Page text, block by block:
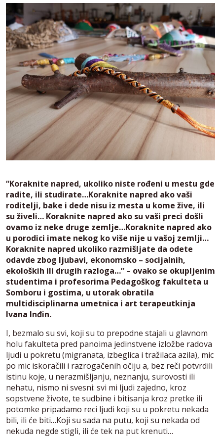
“Koraknite napred, ukoliko niste rođeni u mestu gde
radite, ili studirate…Koraknite napred ako vaši
roditelji, bake i dede nisu iz mesta u kome žive, ili
su živeli… Koraknite napred ako su vaši preci došli
ovamo iz neke druge zemlje…Koraknite napred ako
u porodici imate nekog ko više nije u vašoj zemlji…
Koraknite napred ukoliko razmišljate da odete
odavde zbog ljubavi, ekonomsko – socijalnih,
ekoloških ili drugih razloga…” – ovako se okupljenim
studentima i profesorima Pedagoškog fakulteta u
Somboru i gostima, u utorak obratila
multidisciplinarna umetnica i art terapeutkinja
Ivana Inđin.
I, bezmalo su svi, koji su to prepodne stajali u glavnom
holu fakulteta pred panoima jedinstvene izložbe radova
ljudi u pokretu (migranata, izbeglica i tražilaca azila), mic
po mic iskoračili i razrogačenih očiju a, bez reči potvrdili
istinu koje, u nerazmišljanju, neznanju, surovosti ili
nehatu, nismo ni svesni: svi mi ljudi zajedno, kroz
sopstvene živote, te sudbine i bitisanja kroz pretke ili
potomke pripadamo reci ljudi koji su u pokretu nekada
bili, ili će biti…Koji su sada na putu, koji su nekada od
nekuda negde stigli, ili će tek na put krenuti…